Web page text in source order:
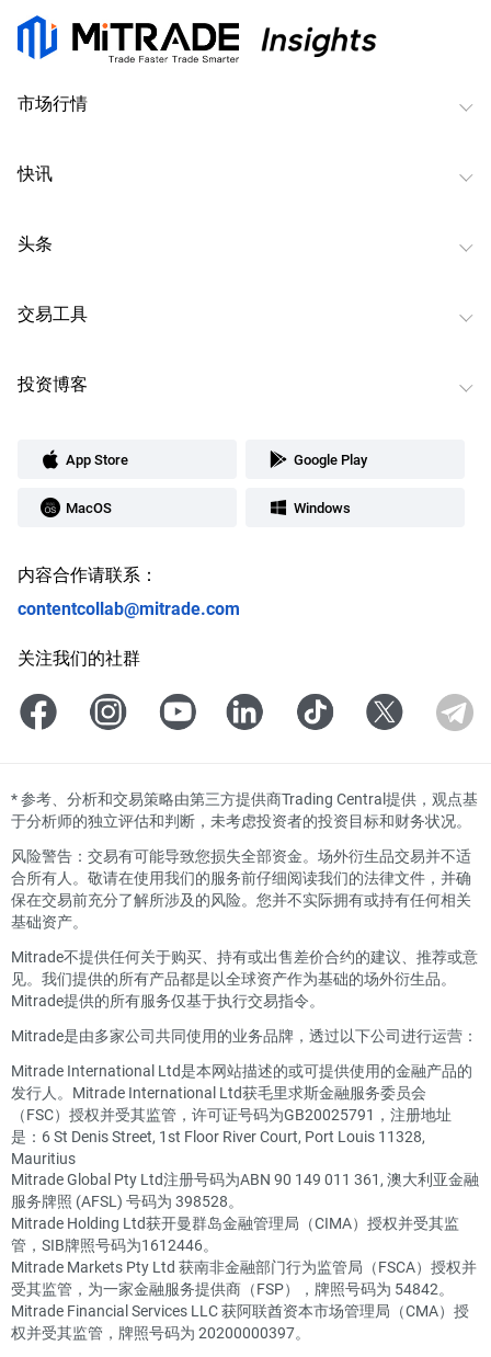
市场行情
快讯
头条
交易工具
投资博客
App Store Google Play
MacOS Windows
内容合作请联系：
contentcollab@mitrade.com
关注我们的社群
*参考、分析和交易策略由第三方提供商Trading Central提供，观点基
于分析师的独立评估和判断，未考虑投资者的投资目标和财务状况。
风险警告：交易有可能导致您损失全部资金。场外衍生品交易并不适
合所有人。敬请在使用我们的服务前仔细阅读我们的法律文件，并确
保在交易前充分了解所涉及的风险。您并不实际拥有或持有任何相关
基础资产。
Mitrade不提供任何关于购买、持有或出售差价合约的建议、推荐或意
见。我们提供的所有产品都是以全球资产作为基础的场外衍生品。
Mitrade提供的所有服务仅基于执行交易指令。
Mitrade是由多家公司共同使用的业务品牌，透过以下公司进行运营：
Mitrade International Ltd是本网站描述的或可提供使用的金融产品的
发行人。Mitrade International Ltd获毛里求斯金融服务委员会
（FSC）授权并受其监管，许可证号码为GB20025791，注册地址
是：6 St Denis Street, 1st Floor River Court, Port Louis 11328,
Mauritius
Mitrade Global Pty Ltd注册号码为ABN 90 149 011 361, 澳大利亚金融
服务牌照 (AFSL) 号码为 398528。
Mitrade Holding Ltd获开曼群岛金融管理局（CIMA）授权并受其监
管，SIB牌照号码为1612446。
Mitrade Markets Pty Ltd 获南非金融部门行为监管局（FSCA）授权并
受其监管，为一家金融服务提供商（FSP），牌照号码为 54842。
Mitrade Financial Services LLC 获阿联酋资本市场管理局（CMA）授
权并受其监管，牌照号码为 20200000397。